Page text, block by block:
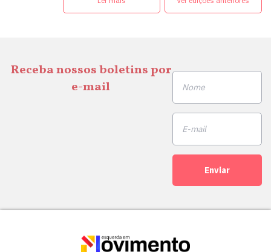
Receba nossos boletins por
e-mail
Enviar